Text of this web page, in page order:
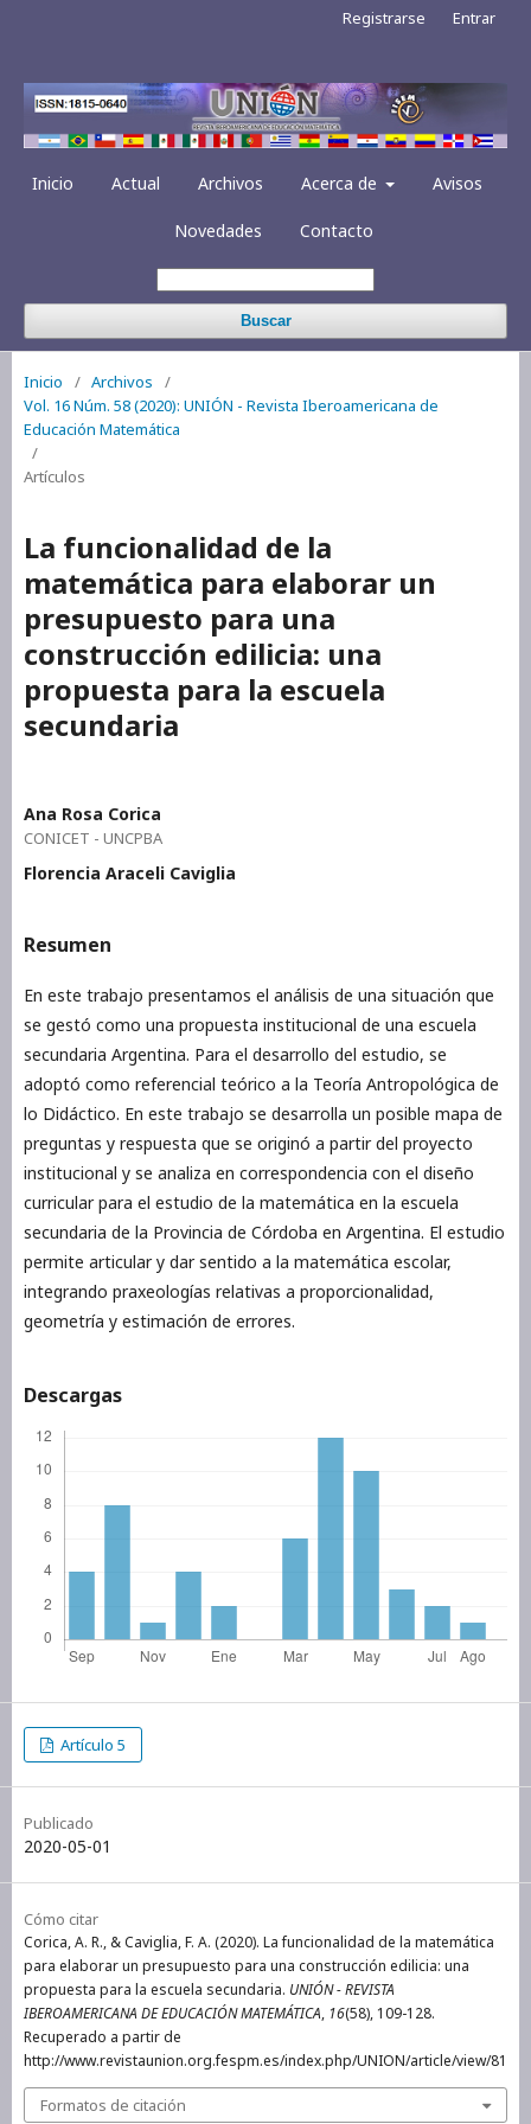
Inicio Actual Archivos Acerca de Avisos
Novedades Contacto
Buscar
Registrarse Entrar
Inicio / Archivos
/
Vol. 16 Núm. 58 (2020): UNIÓN - Revista Iberoamericana de
Educación Matemática
/
Artículos
La funcionalidad de la
matemática para elaborar un
presupuesto para una
construcción edilicia: una
propuesta para la escuela
secundaria
Ana Rosa Corica
CONICET - UNCPBA
Florencia Araceli Caviglia
Resumen
En este trabajo presentamos el análisis de una situación que
se gestó como una propuesta institucional de una escuela
secundaria Argentina. Para el desarrollo del estudio, se
adoptó como referencial teórico a la Teoría Antropológica de
lo Didáctico. En este trabajo se desarrolla un posible mapa de
preguntas y respuesta que se originó a partir del proyecto
institucional y se analiza en correspondencia con el diseño
curricular para el estudio de la matemática en la escuela
secundaria de la Provincia de Córdoba en Argentina. El estudio
permite articular y dar sentido a la matemática escolar,
integrando praxeologías relativas a proporcionalidad,
geometría y estimación de errores.
Descargas
Artículo 5
Publicado
2020-05-01
Cómo citar
Corica, A. R., & Caviglia, F. A. (2020). La funcionalidad de la matemática
para elaborar un presupuesto para una construcción edilicia: una
propuesta para la escuela secundaria. UNIÓN - REVISTA
IBEROAMERICANA DE EDUCACIÓN MATEMÁTICA, 16(58), 109-128.
Recuperado a partir de
http://www.revistaunion.org.fespm.es/index.php/UNION/article/view/81
Formatos de citación